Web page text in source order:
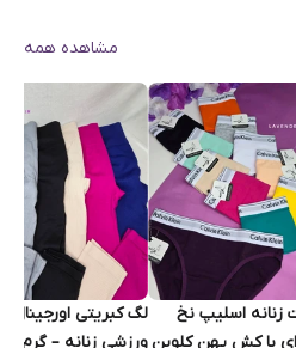
مشاهده همه
زنانه اسلیپ نخ
با کش پهن کلوین
لگ کبریتی اورجینال
ورزشی زنانه – گرم‌بالا،